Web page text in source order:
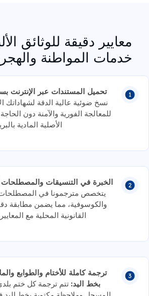
معايير دقيقة للوثائق
خدمات المواطنة
تحميل المستندات عبر الإنترنت
نسخ ضوئية عالية الدقة لشهاداتك
للمعالجة الفورية والآمنة دون
الأصلية المادية
الخبرة في التنسيقات والمصطلحات
يتخصص مترجمونا في المصطلحات
والكوسوفية، مما يضمن مطابقة
القانونية المحلية مع
ترجمة كاملة للأختام والطوابع
بخط اليد:تتم ترجمة كل ختم